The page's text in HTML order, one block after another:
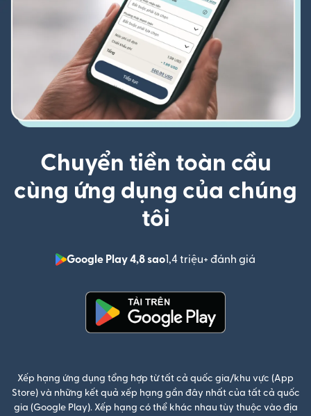
Chuyển tiền toàn cầu
cùng ứng dụng của chúng
tôi
Google Play 4,8 sao1,4 triệu+ đánh giá
Xếp hạng ứng dụng tổng hợp từ tất cả quốc gia/khu vực (App
Store) và những kết quả xếp hạng gần đây nhất của tất cả quốc
gia (Google Play). Xếp hạng có thể khác nhau tùy thuộc vào địa